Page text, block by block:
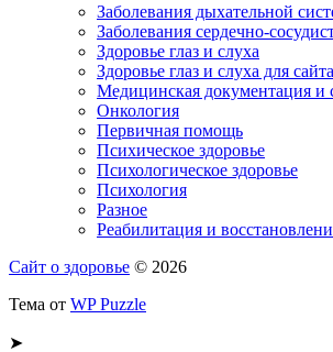
Заболевания дыхательной
Заболевания сердечно-
Здоровье глаз и слуха
Здоровье глаз и слуха для сайта
Медицинская документация и
Онкология
Первичная помощь
Психическое здоровье
Психологическое здоровье
Психология
Разное
Реабилитация и
Сайт о здоровье © 2026
Тема от WP Puzzle
➤